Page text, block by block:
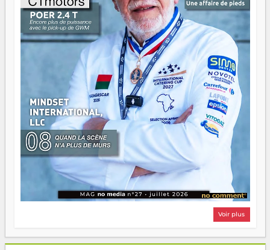
Il faut juste s'assurer que tout le monde rame dans le
même sens.
Voir plus